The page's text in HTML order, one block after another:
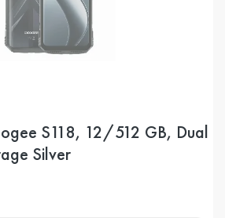
S118, 12/512 GB, Dual
Silver